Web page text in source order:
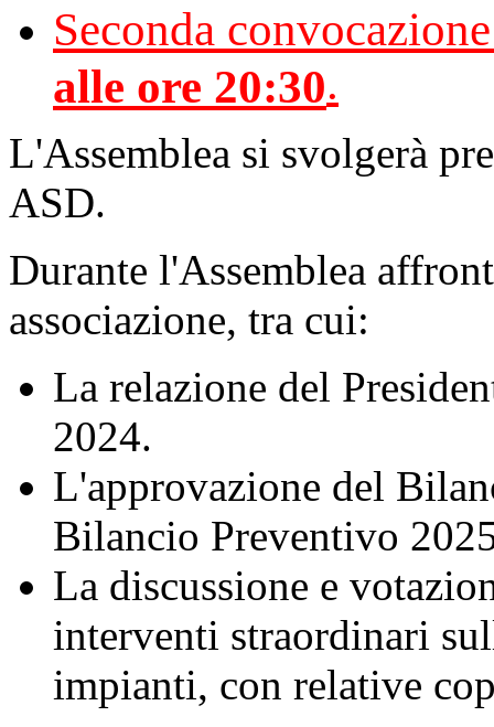
Seconda
alle ore 20:30.
L'Assemblea si svolgerà
ASD.
Durante l'Assemblea
associazione, tra cui:
La relazione del
2024.
L'approvazione del
Bilancio Preventivo
La discussione e
interventi straordinari
impianti, con relative